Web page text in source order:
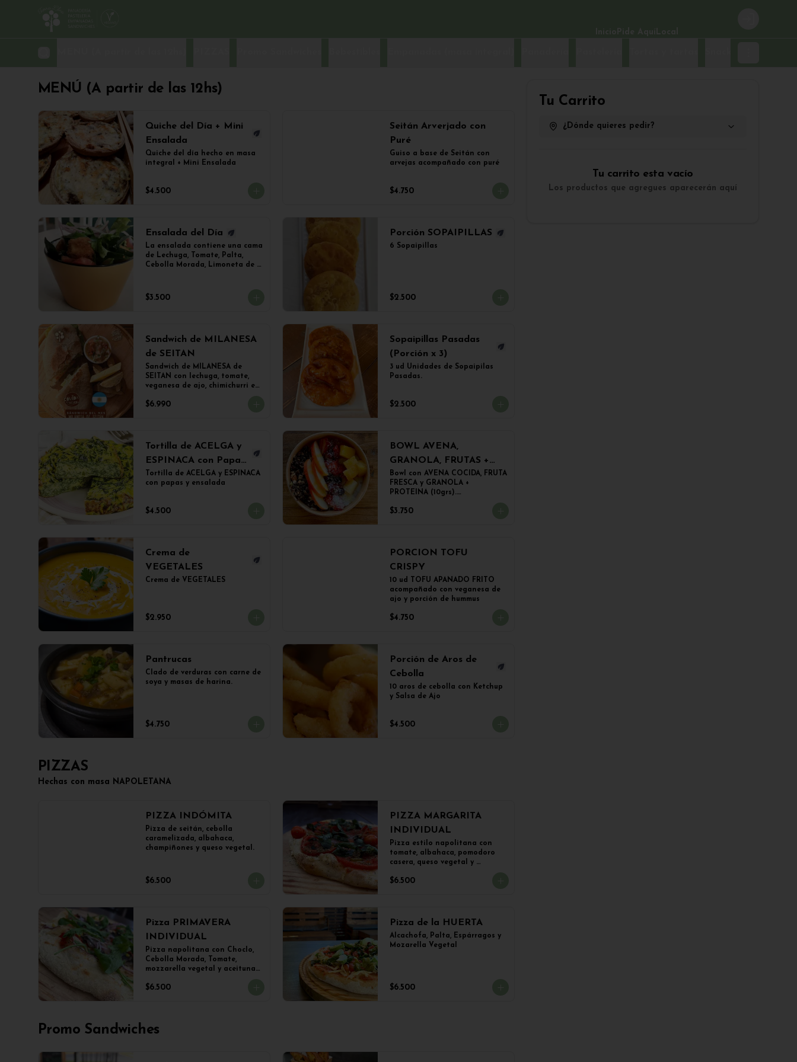
MENÚ (A partir de las 12hs)
Quiche del Día + Mini
Ensalada
Quiche del día hecho en masa
integral + Mini Ensalada
$4.500
Seitán Arverjado con
Puré
Guiso a base de Seitán con
arvejas acompañado con puré
$4.750
Ensalada del Día
La ensalada contiene una cama
de Lechuga, Tomate, Palta,
Cebolla Morada, Limoneta de
Lentejas, Tofu Crispy o Falafel.
$3.500
Porción SOPAIPILLAS
6 Sopaipillas
$2.500
Sandwich de MILANESA
de SEITAN
Sandwich de MILANESA de
SEITAN con lechuga, tomate,
veganesa de ajo, chimichurri en
de papas fritas.
$6.990
Sopaipillas Pasadas
(Porción x 3)
3 ud Unidades de Sopaipilas
Pasadas.
$2.500
Tortilla de ACELGA y
ESPINACA con Papas
Doradas y ensalada
Tortilla de ACELGA y ESPINACA
con papas y ensalada
$4.500
BOWL AVENA,
GRANOLA, FRUTAS +
PROTEINA
Bowl con AVENA COCIDA, FRUTA
FRESCA y GRANOLA +
PROTEINA (10grs).
es de 500grs aprox.
$3.750
Crema de
VEGETALES
Crema de VEGETALES
$2.950
PORCION TOFU
CRISPY
10 ud TOFU APANADO FRITO
acompañado con veganesa de
ajo y porción de hummus
$4.750
Pantrucas
Clado de verduras con carne de
soya y masas de harina.
$4.750
Porción de Aros de
Cebolla
10 aros de cebolla con Ketchup
y Salsa de Ajo
$4.500
PIZZAS
Hechas con masa NAPOLETANA
PIZZA INDÓMITA
Pizza de seitán, cebolla
caramelizada, albahaca,
champiñones y queso vegetal.
$6.500
PIZZA MARGARITA
INDIVIDUAL
Pizza estilo napolitana con
tomate, albahaca, pomodoro
casera, queso vegetal y
$6.500
Pizza PRIMAVERA
INDIVIDUAL
Pizza napolitana con Choclo,
Cebolla Morada, Tomate,
mozzarella vegetal y aceitunas
$6.500
Pizza de la HUERTA
Alcachofa, Palta, Espárragos y
Mozarella Vegetal
$6.500
Promo Sandwiches
Tu Carrito
¿Dónde quieres pedir?
Tu carrito esta vacío
Los productos que agregues aparecerán aquí